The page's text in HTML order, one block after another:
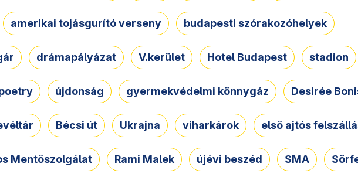
amerikai tojásgurító verseny budapesti szórakozóhelyek
drámapályázat V.kerület Hotel Budapest stadion
újdonság gyermekvédelmi könnygáz Desirée
Bécsi út Ukrajna viharkárok első ajtós
Mentőszolgálat Rami Malek újévi beszéd SMA